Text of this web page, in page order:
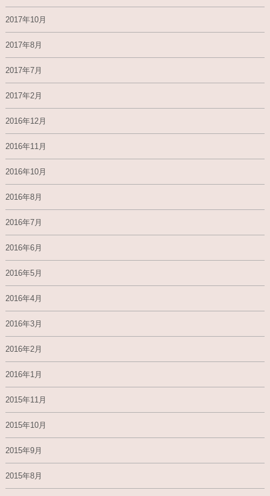
2017年10月
2017年8月
2017年7月
2017年2月
2016年12月
2016年11月
2016年10月
2016年8月
2016年7月
2016年6月
2016年5月
2016年4月
2016年3月
2016年2月
2016年1月
2015年11月
2015年10月
2015年9月
2015年8月